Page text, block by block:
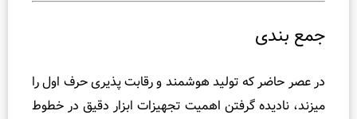
بندی
حاضر که تولید هوشمند و رقابت پذیری حرف اول را
نادیده گرفتن اهمیت تجهیزات ابزار دقیق در خطوط